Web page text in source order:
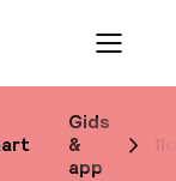
Gids
&
app
Menu